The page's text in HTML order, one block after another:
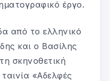
έργο.
από το ελληνικό
και ο Βασίλης
σκηνοθετική
«Αδελφές